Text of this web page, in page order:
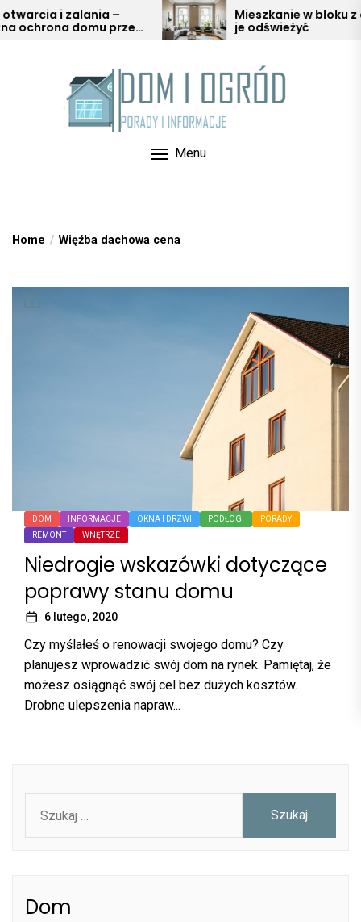
Skip
to
i zalania –
domu przed
Mieszkanie w bloku z duszą –
je odświeżyć
Menu
Home Więźba dachowa cena
DOM INFORMACJE OKNA I DRZWI PODŁOGI
PORADY
REMONT
WNĘTRZE
Niedrogie wskazówki dotyczące
poprawy stanu domu
6 lutego, 2020
Czy myślałeś o renowacji swojego domu? Czy
planujesz wprowadzić swój dom na rynek. Pamiętaj, że
możesz osiągnąć swój cel bez dużych kosztów.
Drobne ulepszenia napraw...
Dom